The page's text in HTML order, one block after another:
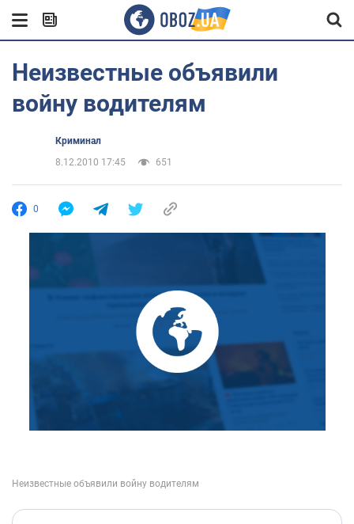
Неизвестные объявили
войну водителям
Криминал
8.12.2010 17:45
651
0